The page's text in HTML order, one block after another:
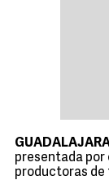
presentada por
productoras de